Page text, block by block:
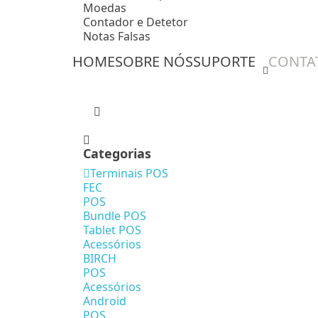
Moedas
Contador e Detetor
Notas Falsas
HOMESOBRE NÓSSUPORTE
Categorias
Terminais POS
FEC
POS
Bundle POS
Tablet POS
Acessórios
BIRCH
POS
Acessórios
Android